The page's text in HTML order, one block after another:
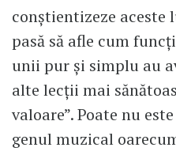
conștientizeze
pasă să afle cum
unii pur și simplu au
alte lecții mai
valoare”. Poate nu
genul muzical